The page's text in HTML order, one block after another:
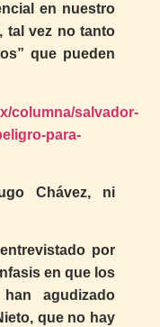
en nuestro
tal vez no tanto
que pueden
columna/salvador-
para-
Chávez, ni
por
en que los
agudizado
que no hay